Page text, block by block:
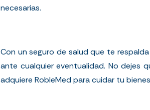
necesarias.
Con un seguro de salud que te
ante cualquier eventualidad. No dejes
adquiere RobleMed para cuidar tu